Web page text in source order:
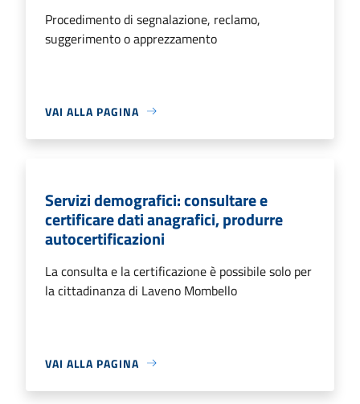
Procedimento di segnalazione, reclamo,
suggerimento o apprezzamento
VAI ALLA PAGINA
Servizi demografici: consultare e
certificare dati anagrafici, produrre
autocertificazioni
La consulta e la certificazione è possibile solo per
la cittadinanza di Laveno Mombello
VAI ALLA PAGINA